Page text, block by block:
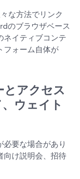
な方法でリンク
のブラウザベース
ネイティブコンテ
フォーム自体が
アクセス
ウェイト
要な場合があり
向け説明会、招待